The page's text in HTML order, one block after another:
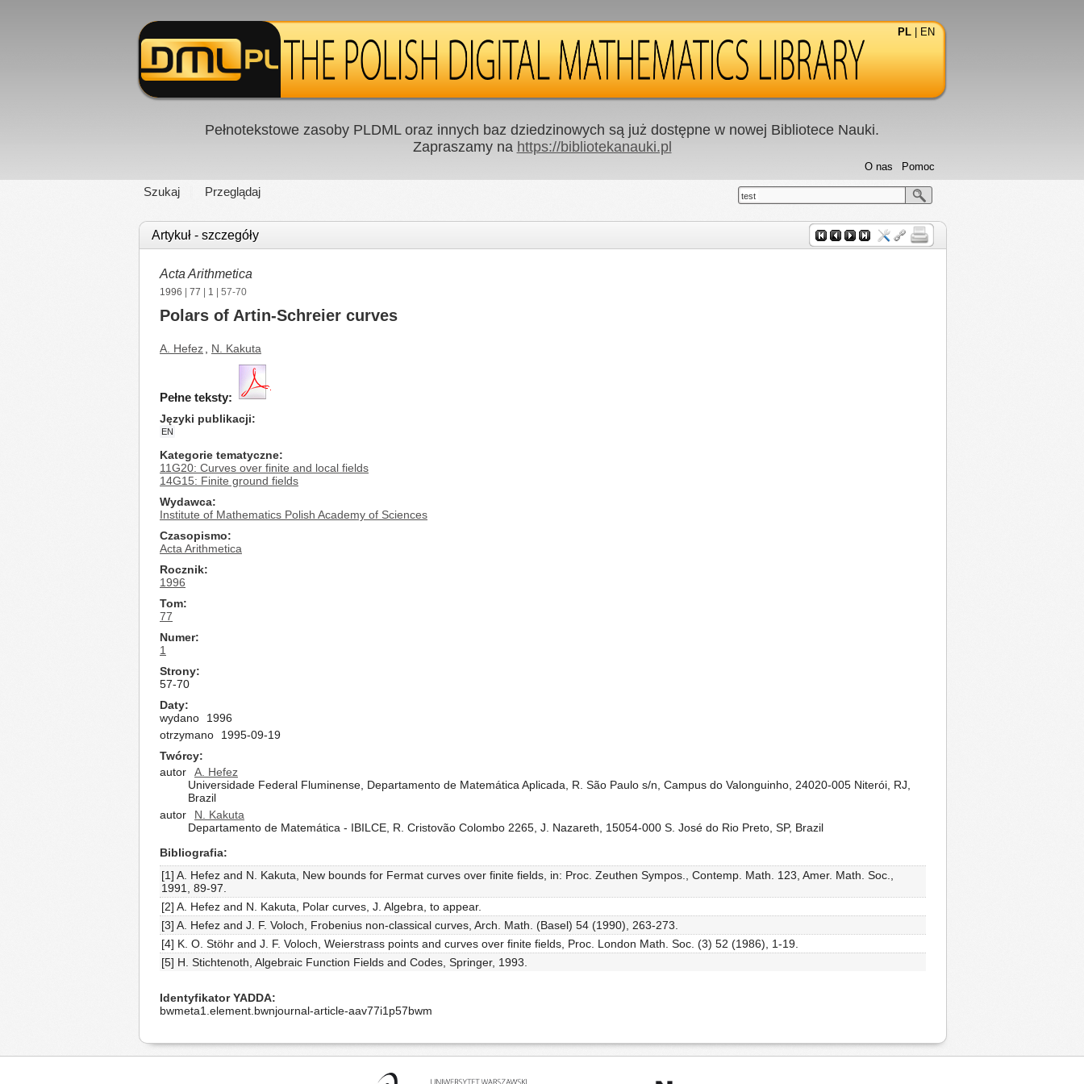
PL EN
Pełnotekstowe zasoby PLDML oraz innych baz dziedzinowych są już dostępne w nowej Bibliotece Nauki.
Zapraszamy na https://bibliotekanauki.pl
Szukaj Przeglądaj
Pomoc
O nas
test
Artykuł - szczegóły
Acta Arithmetica
1996 77 1 | 57-70
Polars of Artin-Schreier curves
A. Hefez N. Kakuta
Pełne teksty:
Języki publikacji
EN
Kategorie tematyczne
11G20: Curves over finite and local fields
14G15: Finite ground fields
Wydawca
Institute of Mathematics Polish Academy of Sciences
Czasopismo
Acta Arithmetica
Rocznik
1996
Tom
77
Numer
1
Strony
57-70
Daty
wydano
1996
otrzymano
1995-09-19
Twórcy
autor
A. Hefez
Universidade Federal Fluminense, Departamento de Matemática Aplicada, R. São Paulo s/n, Campus do Valonguinho, 24020-005 Niterói, RJ,
Brazil
autor
N. Kakuta
Departamento de Matemática - IBILCE, R. Cristovão Colombo 2265, J. Nazareth, 15054-000 S. José do Rio Preto, SP, Brazil
Bibliografia
[1] A. Hefez and N. Kakuta, New bounds for Fermat curves over finite fields, in: Proc. Zeuthen Sympos., Contemp. Math. 123, Amer. Math. Soc.,
1991, 89-97.
[2] A. Hefez and N. Kakuta, Polar curves, J. Algebra, to appear.
[3] A. Hefez and J. F. Voloch, Frobenius non-classical curves, Arch. Math. (Basel) 54 (1990), 263-273.
[4] K. O. Stöhr and J. F. Voloch, Weierstrass points and curves over finite fields, Proc. London Math. Soc. (3) 52 (1986), 1-19.
[5] H. Stichtenoth, Algebraic Function Fields and Codes, Springer, 1993.
Identyfikator YADDA
bwmeta1.element.bwnjournal-article-aav77i1p57bwm